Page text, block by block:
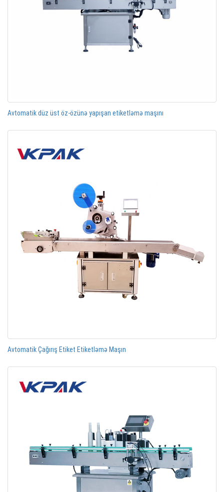
Avtomatik düz üst öz-özünə yapışan etiketləmə maşını
Avtomatik Çağırış Etiket Etiketləmə Maşın